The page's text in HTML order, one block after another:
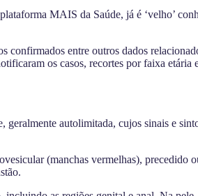
MAIS da Saúde, já é ‘velho’
confirmados entre outros dados
os casos, recortes por faixa
autolimitada, cujos sinais e
(manchas vermelhas),